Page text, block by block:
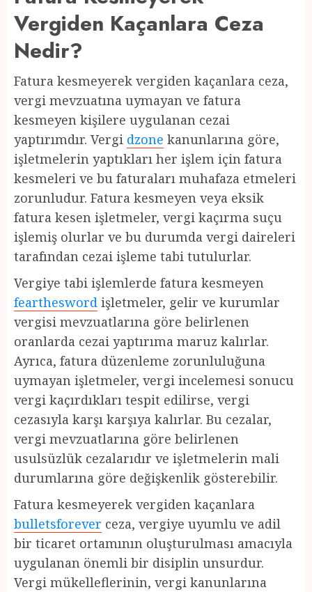
Vergiden Kaçanlara Ceza
Nedir?
Fatura kesmeyerek vergiden kaçanlara ceza,
vergi mevzuatına uymayan ve fatura
kesmeyen kişilere uygulanan cezai
yaptırımdır. Vergi dzone kanunlarına göre,
işletmelerin yaptıkları her işlem için fatura
kesmeleri ve bu faturaları muhafaza etmeleri
zorunludur. Fatura kesmeyen veya eksik
fatura kesen işletmeler, vergi kaçırma suçu
işlemiş olurlar ve bu durumda vergi daireleri
tarafından cezai işleme tabi tutulurlar.
Vergiye tabi işlemlerde fatura kesmeyen
fearthesword işletmeler, gelir ve kurumlar
vergisi mevzuatlarına göre belirlenen
oranlarda cezai yaptırıma maruz kalırlar.
Ayrıca, fatura düzenleme zorunluluğuna
uymayan işletmeler, vergi incelemesi sonucu
vergi kaçırdıkları tespit edilirse, vergi
cezasıyla karşı karşıya kalırlar. Bu cezalar,
vergi mevzuatlarına göre belirlenen
usulsüzlük cezalarıdır ve işletmelerin mali
durumlarına göre değişkenlik gösterebilir.
Fatura kesmeyerek vergiden kaçanlara
bulletsforever ceza, vergiye uyumlu ve adil
bir ticaret ortamının oluşturulması amacıyla
uygulanan önemli bir disiplin unsurdur.
Vergi mükelleflerinin, vergi kanunlarına